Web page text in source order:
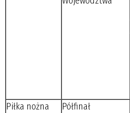
Piłka nożna
Półfinał